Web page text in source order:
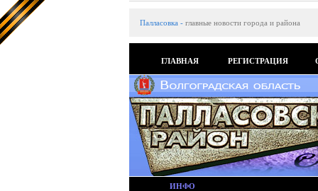
Палласовка - главные новости города и района
ГЛАВНАЯ РЕГИСТРАЦИЯ
ИНФО